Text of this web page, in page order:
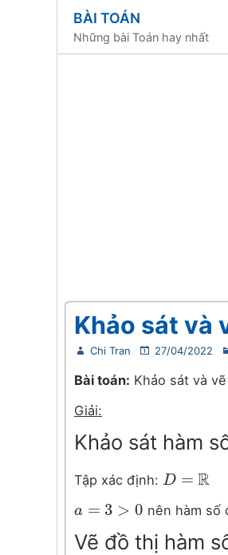
BÀI TOÁN
Những bài Toán hay nhất
Khảo sát và
Chi Tran 27/04/2022
Bài toán: Khảo sát và
Giải:
Khảo sát hàm
Tập xác định: D = R
D= R
a = 3 > 0
a=3>0 nên hàm số
Vẽ đồ thị hàm